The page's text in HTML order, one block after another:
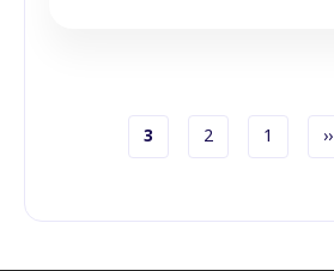
ترقيم الصفحاتالصفحة السابقة
‹‹ الصفحة1 الصفحة
2 الصفحة الحاليّة
3